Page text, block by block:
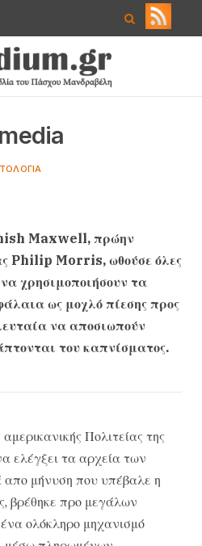
Maxwell, πρώην
Philip Morris, ωθούσε όλες
χρησιμοποιήσουν τα
ως μοχλό πίεσης προς
να αποσιωπούν
του καπνίσματος.
Πολιτείας της
ελέγξει τα αρχεία των
απο μήνυση που υπέβαλε η
βρέθηκε προ μεγάλων
ολόκληρο μηχανισμό